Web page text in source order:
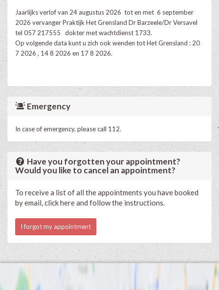
Jaarlijks verlof van 24 augustus 2026 tot en met 6 september
2026 vervanger Praktijk Het Grensland Dr Barzeele/Dr Versavel
tel 057 217555 dokter met wachtdienst 1733.
Op volgende data kunt u zich ook wenden tot Het Grensland : 20
7 2026 , 14 8 2026 en 17 8 2026.
Emergency
In case of emergency, please call 112.
Have you forgotten your appointment?
Would you like to cancel an appointment?
To receive a list of all the appointments you have booked
by email, click here and follow the instructions.
I forgot my appointment